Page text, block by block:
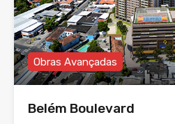
Obras Avançadas
Belém Boulevard